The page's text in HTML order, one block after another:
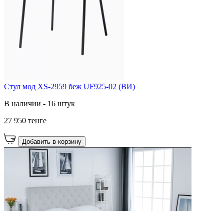
Стул мод XS-2959 беж UF925-02 (ВИ)
В наличии - 16 штук
27 950 тенге
Добавить в корзину